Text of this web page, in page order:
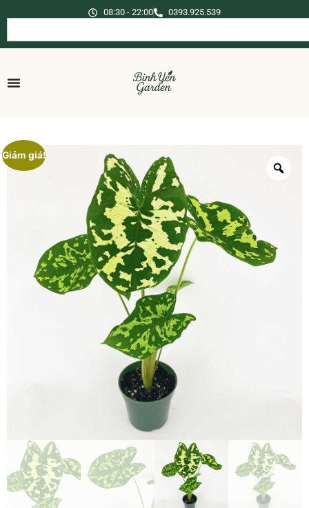
08:30 - 22:00 0393.925.539
Giảm giá!